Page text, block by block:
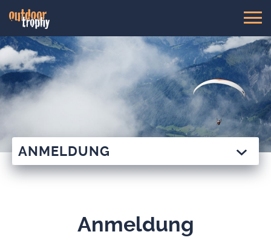
ANMEL­DUNG
Anmel­dung